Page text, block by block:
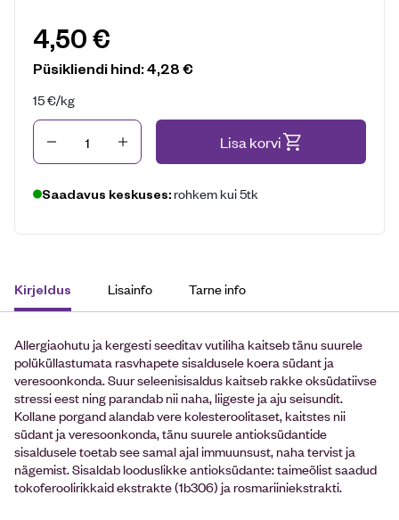
4,50€
Püsikliendi hind:4,28€
15€/kg
Kogus Lisa korvi
Saadavus keskuses: rohkem kui 5tk
Kirjeldus Lisainfo Tarne info
Allergiaohutu ja kergesti seeditav vutiliha kaitseb tänu suurele
polüküllastumata rasvhapete sisaldusele koera südant ja
veresoonkonda. Suur seleenisisaldus kaitseb rakke oksüdatiivse
stressi eest ning parandab nii naha, liigeste ja aju seisundit.
Kollane porgand alandab vere kolesteroolitaset, kaitstes nii
südant ja veresoonkonda, tänu suurele antioksüdantide
sisaldusele toetab see samal ajal immuunsust, naha tervist ja
nägemist. Sisaldab looduslikke antioksüdante: taimeõlist saadud
tokoferoolirikkaid ekstrakte (1b306) ja rosmariiniekstrakti.